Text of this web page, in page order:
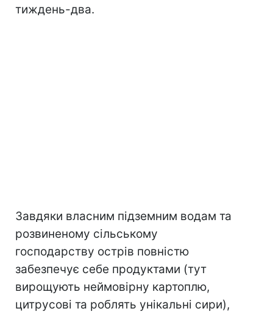
тиждень-два.
Завдяки власним підземним водам та
розвиненому сільському
господарству острів повністю
забезпечує себе продуктами (тут
вирощують неймовірну картоплю,
цитрусові та роблять унікальні сири),